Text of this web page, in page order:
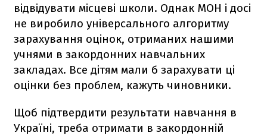
відвідувати місцеві школи. Однак МОН і досі
не виробило універсального алгоритму
зарахування оцінок, отриманих нашими
учнями в закордонних навчальних
закладах. Все дітям мали б зарахувати ці
оцінки без проблем, кажуть чиновники.
Щоб підтвердити результати навчання в
Україні, треба отримати в закордонній